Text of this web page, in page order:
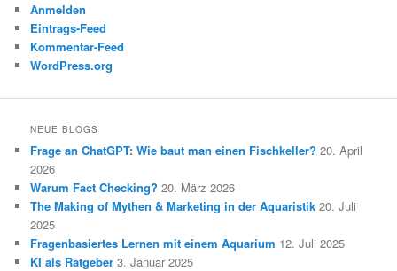
Anmelden
Eintrags-Feed
Kommentar-Feed
WordPress.org
NEUE BLOGS
Frage an ChatGPT: Wie baut man einen Fischkeller? 20. April
2026
Warum Fact Checking? 20. März 2026
The Making of Mythen & Marketing in der Aquaristik 20. Juli
2025
Fragenbasiertes Lernen mit einem Aquarium 12. Juli 2025
KI als Ratgeber 3. Januar 2025